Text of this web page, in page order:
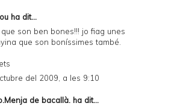
ha dit...
son ben bones!!! jo fiag unes
que son boníssimes també.
del 2009, a les 9:10
de bacallà. ha dit...